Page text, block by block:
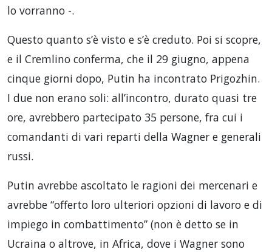
lo vorranno -.
Questo quanto s’è visto e s’è creduto. Poi si scopre,
e il Cremlino conferma, che il 29 giugno, appena
cinque giorni dopo, Putin ha incontrato Prigozhin.
I due non erano soli: all’incontro, durato quasi tre
ore, avrebbero partecipato 35 persone, fra cui i
comandanti di vari reparti della Wagner e generali
russi.
Putin avrebbe ascoltato le ragioni dei mercenari e
avrebbe “offerto loro ulteriori opzioni di lavoro e di
impiego in combattimento” (non è detto se in
Ucraina o altrove, in Africa, dove i Wagner sono